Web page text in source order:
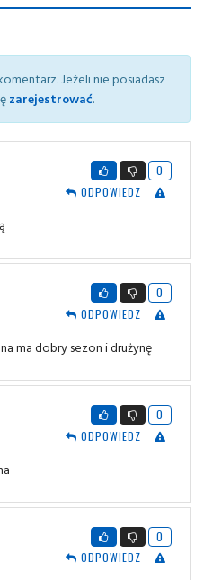
Jeżeli nie posiadasz
zarejestrować.
0
ODPOWIEDZ
0
ODPOWIEDZ
ma dobry sezon i drużynę
0
ODPOWIEDZ
0
ODPOWIEDZ